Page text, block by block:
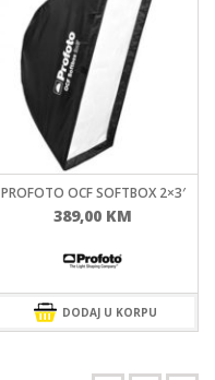
PROFOTO OCF SOFTBOX 2×3′
389,00 KM
DODAJ U KORPU